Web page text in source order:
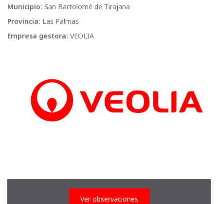
Municipio: San Bartolomé de Tirajana
Provincia: Las Palmas
Empresa gestora: VEOLIA
Ver observaciones